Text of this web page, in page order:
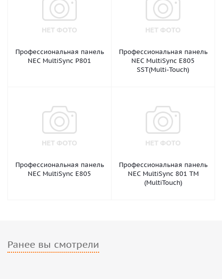
Профессиональная панель
NEC MultiSync P801
Профессиональная панель
NEC MultiSync E805
SST(Multi-Touch)
Профессиональная панель
NEC MultiSync E805
Профессиональная панель
NEC MultiSync 801 TM
(MultiTouch)
Ранее вы смотрели